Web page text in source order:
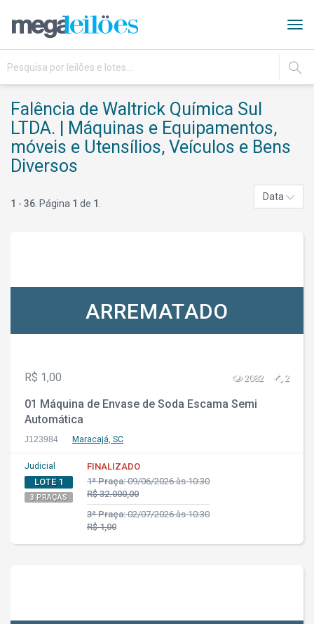
IR
Falência de Waltrick Química Sul
LTDA. | Máquinas e Equipamentos,
móveis e Utensílios, Veículos e Bens
Diversos
1 - 36 . Página 1 de 1
Data
ARREMATADO
R$ 1,00 2082 2
01 Máquina de Envase de Soda Escama Semi
Automática
J123984 Maracajá, SC
Judicial
LOTE 1
3 PRAÇAS
FINALIZADO
1ª Praça:09/06/2026 às 10:30
R$ 32.000,00
3ª Praça:02/07/2026 às 10:30
R$ 1,00